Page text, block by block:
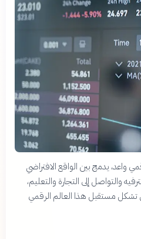
واعد، يدمج بين الواقع الافتراضي
والتواصل إلى التجارة والتعليم،
تشكل مستقبل هذا العالم الرقمي